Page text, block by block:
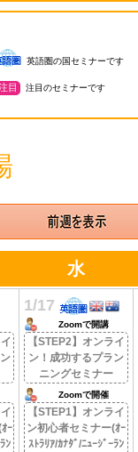
英語圏の国セミナーです
目 注目のセミナーです
水
ｰ
ﾝ
1/17
Zoomで開講
【STEP2】オンライ
ン！成功するプラン
ニングセミナー
Zoomで開催
【STEP1】オンライ
ン初心者セミナー(ｵｰ
ｽﾄﾗﾘｱ/ｶﾅﾀﾞ/ﾆｭｰｼﾞｰﾗﾝ